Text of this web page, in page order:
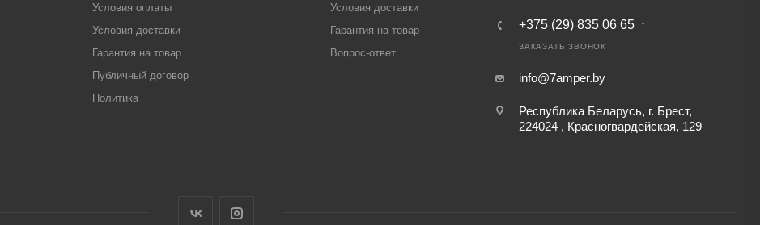
Условия оплаты
Условия доставки
Гарантия на товар
Публичный договор
Политика
Условия доставки
Гарантия на товар
Вопрос-ответ
+375 (29) 835 06 65
ЗАКАЗАТЬ ЗВОНОК
info@7amper.by
Республика Беларусь, г. Брест,
224024 , Красногвардейская, 129